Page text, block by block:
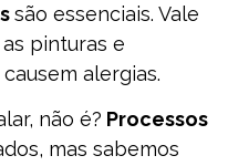
são essenciais. Vale
pinturas e
alergias.
não é? Processos
mas sabemos